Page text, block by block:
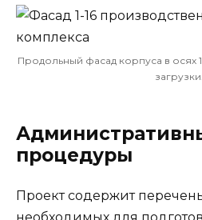
Продольный фасад корпуса в осях
загрузки.
процедуры
Проект содержит
необходимых для